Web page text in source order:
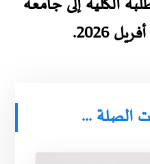
الكلية إلى جامعة
الصلة ...